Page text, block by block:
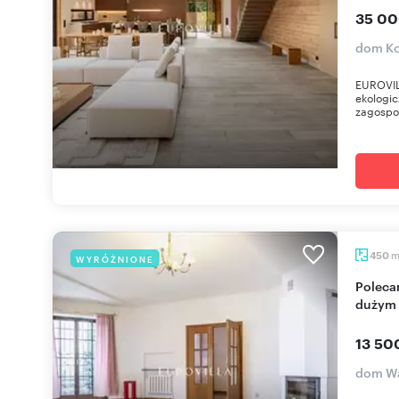
35
dom
WYRÓŻNIONE 450 m
Polecam ekskluzywny 450m2 dom w Wilanowie z
13
dom